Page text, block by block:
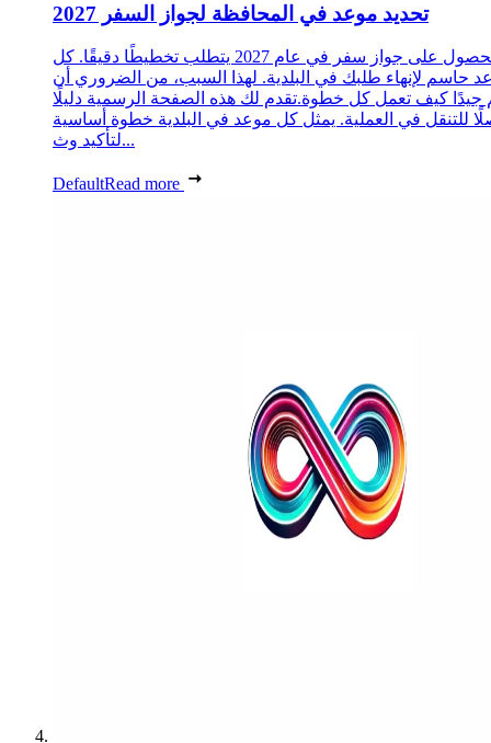
تحديد موعد في المحافظة لجواز السفر 2027
الحصول على جواز سفر في عام 2027 يتطلب تخطيطًا دقيقًا. كل
حاسم لإنهاء طلبك في البلدية. لهذا السبب، من الضروري أن
جيدًا كيف تعمل كل خطوة.تقدم لك هذه الصفحة الرسمية دليلًا
للتنقل في العملية. يمثل كل موعد في البلدية خطوة أساسية
لتأكيد وث...
DefaultRead more